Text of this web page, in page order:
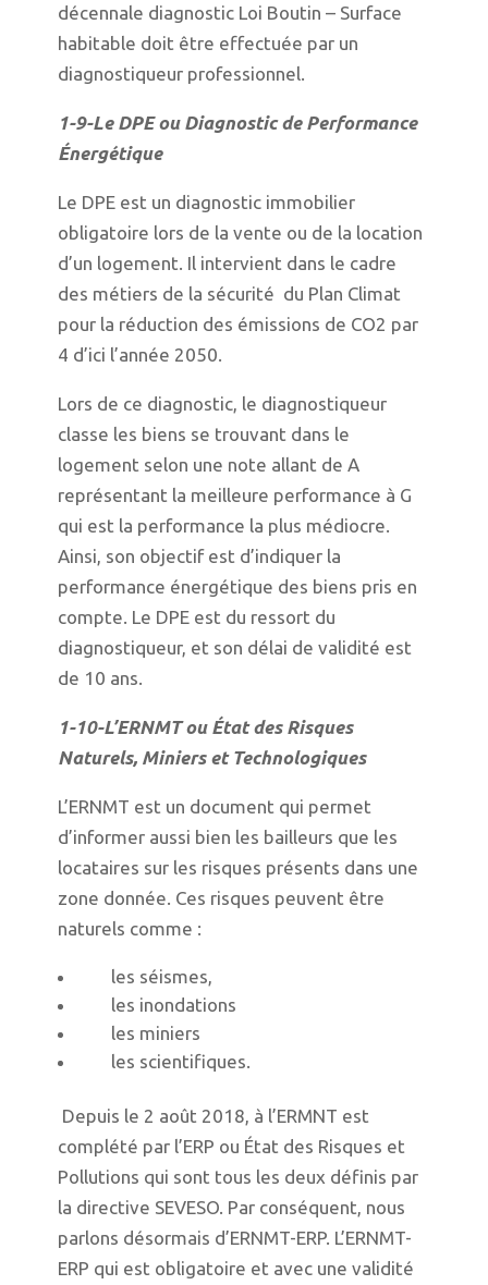
décennale diagnostic Loi Boutin – Surface
habitable doit être effectuée par un
diagnostiqueur professionnel.
1-9-Le DPE ou Diagnostic de Performance
Énergétique
Le DPE est un diagnostic immobilier
obligatoire lors de la vente ou de la location
d’un logement. Il intervient dans le cadre
des métiers de la sécurité du Plan Climat
pour la réduction des émissions de CO2 par
4 d’ici l’année 2050.
Lors de ce diagnostic, le diagnostiqueur
classe les biens se trouvant dans le
logement selon une note allant de A
représentant la meilleure performance à G
qui est la performance la plus médiocre.
Ainsi, son objectif est d’indiquer la
performance énergétique des biens pris en
compte. Le DPE est du ressort du
diagnostiqueur, et son délai de validité est
de 10 ans.
1-10-L’ERNMT ou État des Risques
Naturels, Miniers et Technologiques
L’ERNMT est un document qui permet
d’informer aussi bien les bailleurs que les
locataires sur les risques présents dans une
zone donnée. Ces risques peuvent être
naturels comme :
les séismes,
les inondations
les miniers
les scientifiques.
Depuis le 2 août 2018, à l’ERMNT est
complété par l’ERP ou État des Risques et
Pollutions qui sont tous les deux définis par
la directive SEVESO. Par conséquent, nous
parlons désormais d’ERNMT-ERP. L’ERNMT-
ERP qui est obligatoire et avec une validité